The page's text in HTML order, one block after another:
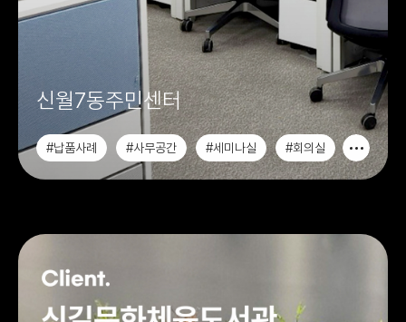
신월7동주민센터
#납품사례 #사무공간 #세미나실 #회의실